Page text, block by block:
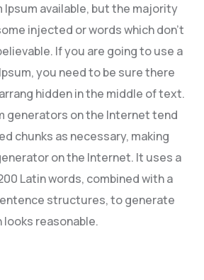
Ipsum available, but the majority
injected or words which don’t
If you are going to use a
you need to be sure there
hidden in the middle of text.
generators on the Internet tend
chunks as necessary, making
on the Internet. It uses a
Latin words, combined with a
structures, to generate
looks reasonable.